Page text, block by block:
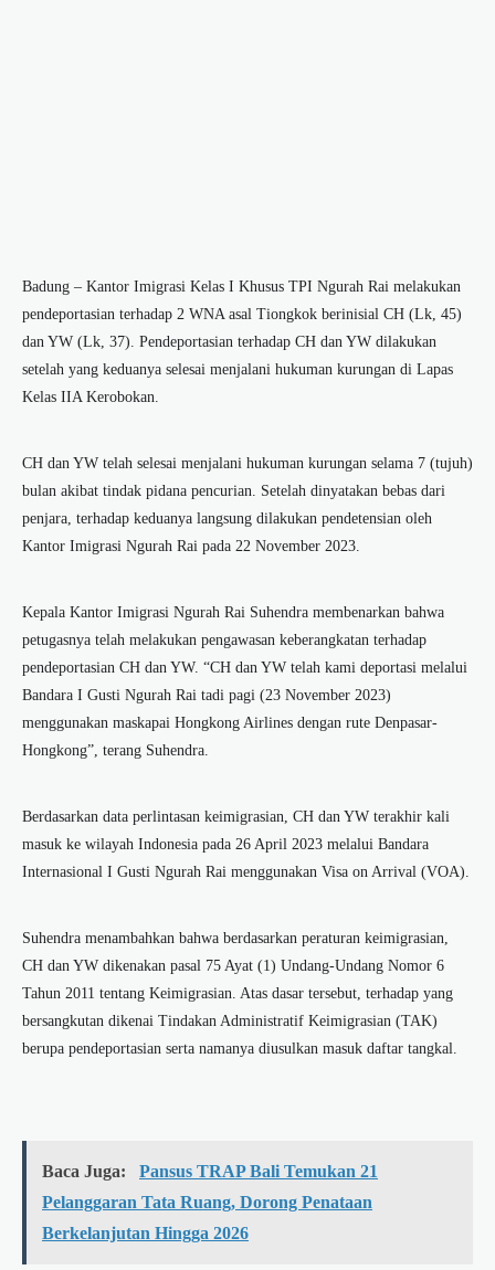
Badung – Kantor Imigrasi Kelas I Khusus TPI Ngurah Rai melakukan
pendeportasian terhadap 2 WNA asal Tiongkok berinisial CH (Lk, 45)
dan YW (Lk, 37). Pendeportasian terhadap CH dan YW dilakukan
setelah yang keduanya selesai menjalani hukuman kurungan di Lapas
Kelas IIA Kerobokan.
CH dan YW telah selesai menjalani hukuman kurungan selama 7 (tujuh)
bulan akibat tindak pidana pencurian. Setelah dinyatakan bebas dari
penjara, terhadap keduanya langsung dilakukan pendetensian oleh
Kantor Imigrasi Ngurah Rai pada 22 November 2023.
Kepala Kantor Imigrasi Ngurah Rai Suhendra membenarkan bahwa
petugasnya telah melakukan pengawasan keberangkatan terhadap
pendeportasian CH dan YW. “CH dan YW telah kami deportasi melalui
Bandara I Gusti Ngurah Rai tadi pagi (23 November 2023)
menggunakan maskapai Hongkong Airlines dengan rute Denpasar-
Hongkong”, terang Suhendra.
Berdasarkan data perlintasan keimigrasian, CH dan YW terakhir kali
masuk ke wilayah Indonesia pada 26 April 2023 melalui Bandara
Internasional I Gusti Ngurah Rai menggunakan Visa on Arrival (VOA).
Suhendra menambahkan bahwa berdasarkan peraturan keimigrasian,
CH dan YW dikenakan pasal 75 Ayat (1) Undang-Undang Nomor 6
Tahun 2011 tentang Keimigrasian. Atas dasar tersebut, terhadap yang
bersangkutan dikenai Tindakan Administratif Keimigrasian (TAK)
berupa pendeportasian serta namanya diusulkan masuk daftar tangkal.
Baca Juga:
Pansus TRAP Bali Temukan 21
Pelanggaran Tata Ruang, Dorong Penataan
Berkelanjutan Hingga 2026